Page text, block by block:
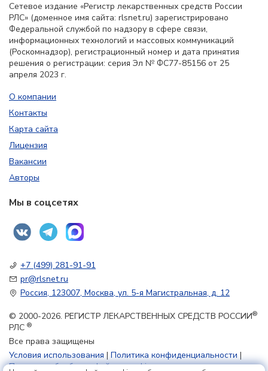
Сетевое издание «Регистр лекарственных средств России
РЛС» (доменное имя сайта: rlsnet.ru) зарегистрировано
Федеральной службой по надзору в сфере связи,
информационных технологий и массовых коммуникаций
(Роскомнадзор), регистрационный номер и дата принятия
решения о регистрации: серия Эл № ФС77-85156 от 25
апреля 2023 г.
О компании
Контакты
Карта сайта
Лицензия
Вакансии
Авторы
Мы в соцсетях
+7 (499) 281-91-91
pr@rlsnet.ru
Россия, 123007, Москва, ул. 5-я Магистральная, д. 12
© 2000-2026. РЕГИСТР ЛЕКАРСТВЕННЫХ СРЕДСТВ РОССИИ®
РЛС ®
Все права защищены
Условия использования | Политика конфиденциальности |
Политика обработки файлов cookie